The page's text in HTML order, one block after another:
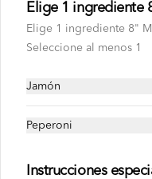
Política de privacidad
Redes sociales
Instagram
TikTok
Mi cuenta
Elige 1 ingrediente
Elige 1 ingrediente 8"
Seleccione al menos 1
Jamón
Peperoni
Instrucciones